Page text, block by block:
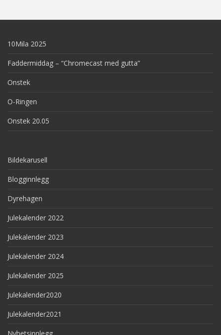
10Mila 2025
Faddermiddag – “Chromecast med gutta”
Onstek
O-Ringen
Onstek 20.05
Bildekarusell
Blogginnlegg
Dyrehagen
Julekalender 2022
Julekalender 2023
Julekalender 2024
Julekalender 2025
Julekalender2020
Julekalender2021